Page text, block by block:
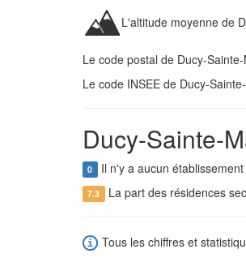
L'altitude moyenne de
Le code postal de Ducy-
Le code INSEE de Ducy-
Ducy-Sainte-
0 Il n'y a aucun
7.3 La part des résidences
Tous les chiffres et